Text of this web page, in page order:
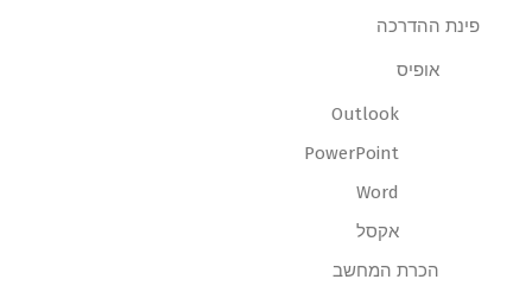
פינת ההדרכה
אופיס
Outlook
PowerPoint
Word
אקסל
הכרת המחשב